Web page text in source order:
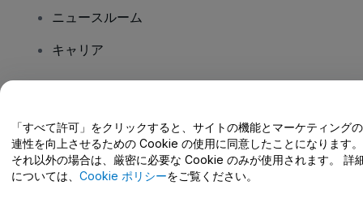
ニュースルーム
キャリア
ヘルプセンター / こちらまでご連絡下さい
「すべて許可」をクリックすると、サイトの機能とマーケティング
連性を向上させるための Cookie の使用に同意したことになります。
それ以外の場合は、厳密に必要な Cookie のみが使用されます。 詳
については、 Cookie ポリシーをご覧ください。